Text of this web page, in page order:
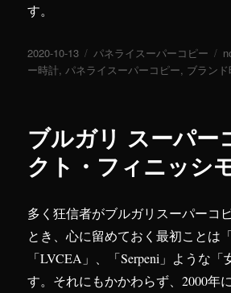
す。
投
稿
2020-10-13
カ
テ
パネライスーパーコピー
ー時計,パネライスーパーコピー, ブラン
ブルガリ スーパー
クト・フィニッシ
多く狂信者がブルガリスーパーコ
とき、心に留めておく最初ことは
「LVCEA」、「Serpeni」ような
す。それにもかかわらず、2000年